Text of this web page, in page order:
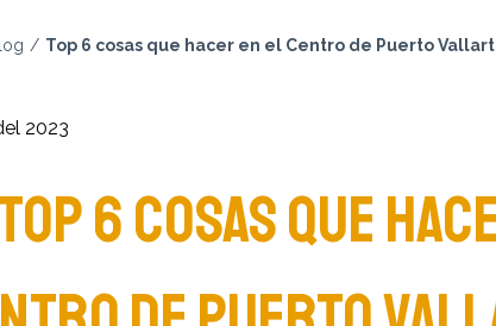
Top 6 cosas que hacer en el Centro de Puerto
2023
6 COSAS QUE